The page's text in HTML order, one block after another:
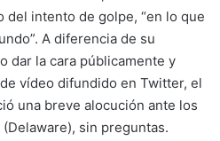
intento de golpe, “en lo que
A diferencia de su
dar la cara públicamente y
vídeo difundido en Twitter, el
una breve alocución ante los
sin preguntas.